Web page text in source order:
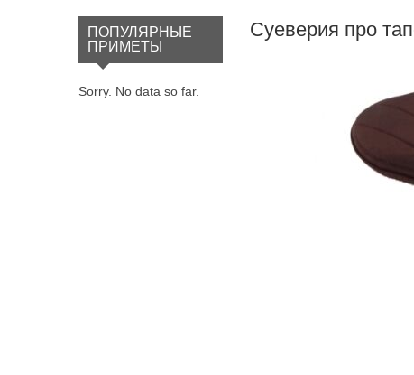
ПОПУЛЯРНЫЕ
ПРИМЕТЫ
Sorry. No data so far.
Суеверия про